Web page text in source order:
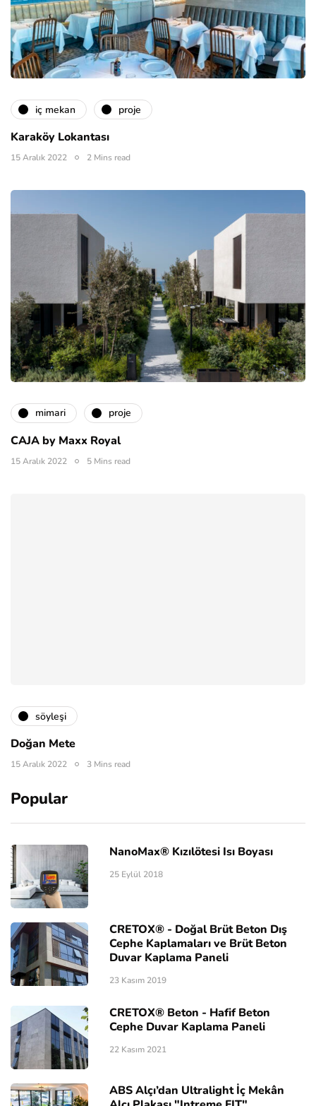
i̇ç mekan proje
Karaköy Lokantası
15 Aralık 2022 2 Mins read
mimari proje
CAJA by Maxx Royal
15 Aralık 2022 5 Mins read
söyleşi
Doğan Mete
15 Aralık 2022 3 Mins read
Popular
NanoMax® Kızılötesi Isı Boyası
25 Eylül 2018
CRETOX® - Doğal Brüt Beton Dış
Cephe Kaplamaları ve Brüt Beton
Duvar Kaplama Paneli
23 Kasım 2019
CRETOX® Beton - Hafif Beton
Cephe Duvar Kaplama Paneli
22 Kasım 2021
ABS Alçı’dan Ultralight İç Mekân